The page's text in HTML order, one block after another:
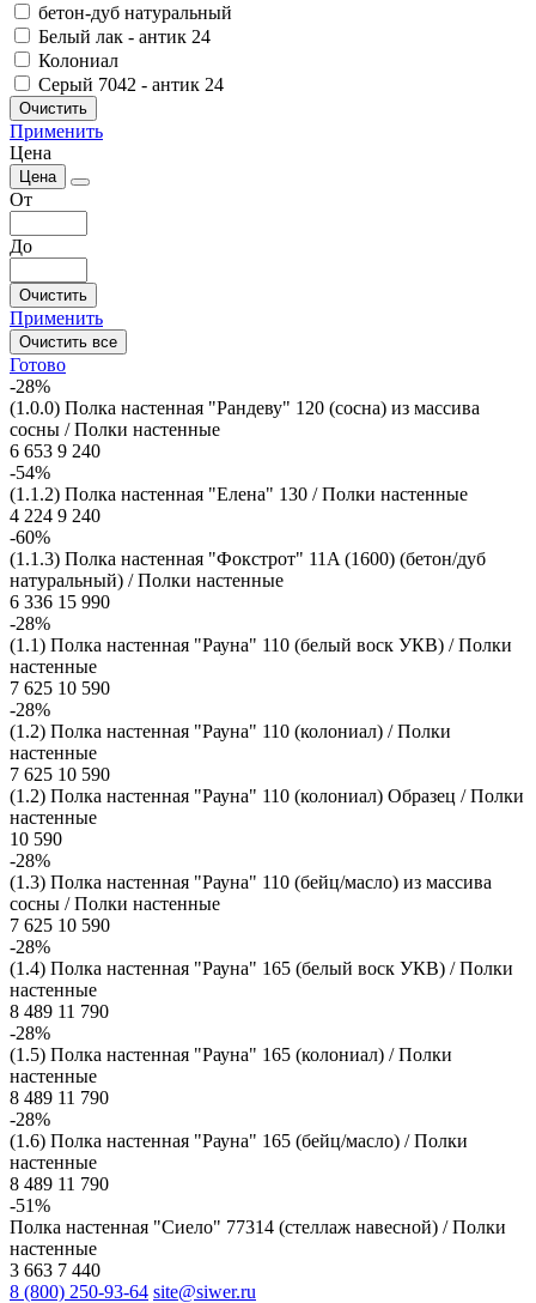
бетон-дуб натуральный
Белый лак - антик 24
Колониал
Серый 7042 - антик 24
Очистить
Применить
Цена
Цена
От
До
Очистить
Применить
Очистить все
Готово
-28%
(1.0.0) Полка настенная "Рандеву" 120 (сосна) из массива
сосны / Полки настенные
6 653 9 240
-54%
(1.1.2) Полка настенная "Елена" 130 / Полки настенные
4 224 9 240
-60%
(1.1.3) Полка настенная "Фокстрот" 11A (1600) (бетон/дуб
натуральный) / Полки настенные
6 336 15 990
-28%
(1.1) Полка настенная "Рауна" 110 (белый воск УКВ) / Полки
настенные
7 625 10 590
-28%
(1.2) Полка настенная "Рауна" 110 (колониал) / Полки
настенные
7 625 10 590
(1.2) Полка настенная "Рауна" 110 (колониал) Образец / Полки
настенные
10 590
-28%
(1.3) Полка настенная "Рауна" 110 (бейц/масло) из массива
сосны / Полки настенные
7 625 10 590
-28%
(1.4) Полка настенная "Рауна" 165 (белый воск УКВ) / Полки
настенные
8 489 11 790
-28%
(1.5) Полка настенная "Рауна" 165 (колониал) / Полки
настенные
8 489 11 790
-28%
(1.6) Полка настенная "Рауна" 165 (бейц/масло) / Полки
настенные
8 489 11 790
-51%
Полка настенная "Сиело" 77314 (стеллаж навесной) / Полки
настенные
3 663 7 440
8 (800) 250-93-64 site@siwer.ru